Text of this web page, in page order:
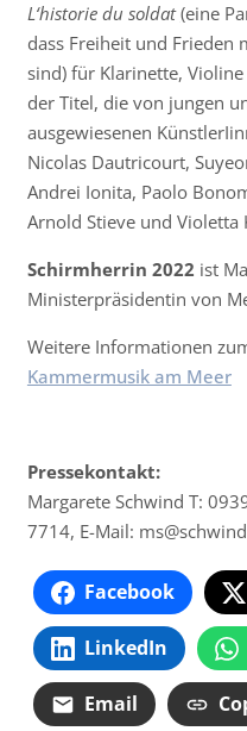
L‘historie du soldat (eine
dass Freiheit und Frieden
sind) für Klarinette,
der Titel, die von jungen
ausgewiesenen
Nicolas Dautricourt,
Andrei Ionita, Paolo
Arnold Stieve und Violetta
Schirmherrin 2022 ist
Ministerpräsidentin von
Weitere Informationen
Kammermusik am Meer
Pressekontakt:
Margarete Schwind T:
7714, E-Mail: ms@
Facebook
LinkedIn
Email